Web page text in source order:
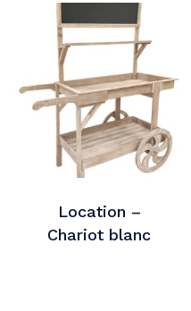
Location –
Chariot blanc